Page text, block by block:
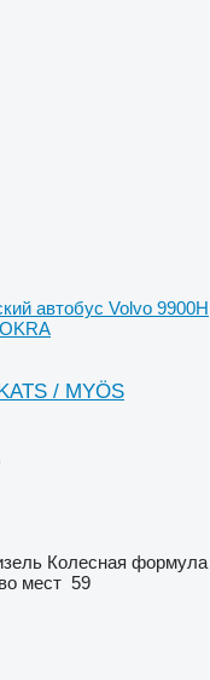
автобус Volvo 9900H
/ MYÖS
Колесная формула
мест 59